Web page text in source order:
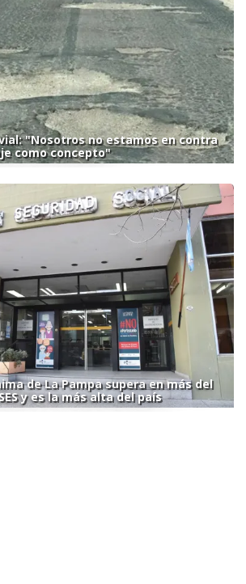
"Nosotros no estamos en contra
como concepto"
de La Pampa supera en más del
y es la más alta del país